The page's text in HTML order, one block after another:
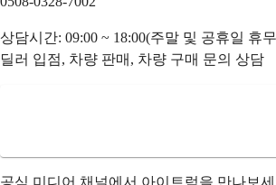
상담시간: 09:00 ~ 18:00(주말 및 공휴일 휴
딜러 입점, 차량 판매, 차량 구매 문의 상담
공식 미디어 채널에서 아이트럭을 만나보